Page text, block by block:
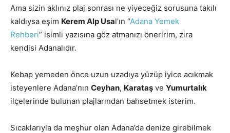
Ama sizin aklınız plaj sonrası ne yiyeceğiz sorusuna takılı
kaldıysa eşim Kerem Alp Usal’ın “Adana Yemek
Rehberi” isimli yazısına göz atmanızı öneririm, zira
kendisi Adanalıdır.
Kebap yemeden önce uzun uzadıya yüzüp iyice acıkmak
isteyenlere Adana’nın Ceyhan, Karataş ve Yumurtalık
ilçelerinde bulunan plajlarından bahsetmek isterim.
Sıcaklarıyla da meşhur olan Adana’da denize girebilmek